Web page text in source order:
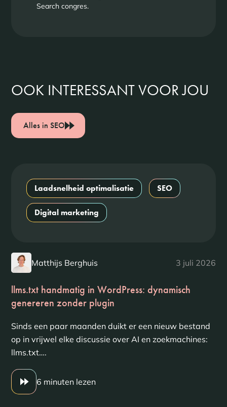
Search congres.
OOK INTERESSANT VOOR JOU
Alles in SEO
Laadsnelheid optimalisatie SEO
Digital marketing
Matthijs Berghuis 3 juli 2026
llms.txt handmatig in WordPress: dynamisch
genereren zonder plugin
Sinds een paar maanden duikt er een nieuw bestand
op in vrijwel elke discussie over AI en zoekmachines:
llms.txt….
6 minuten lezen